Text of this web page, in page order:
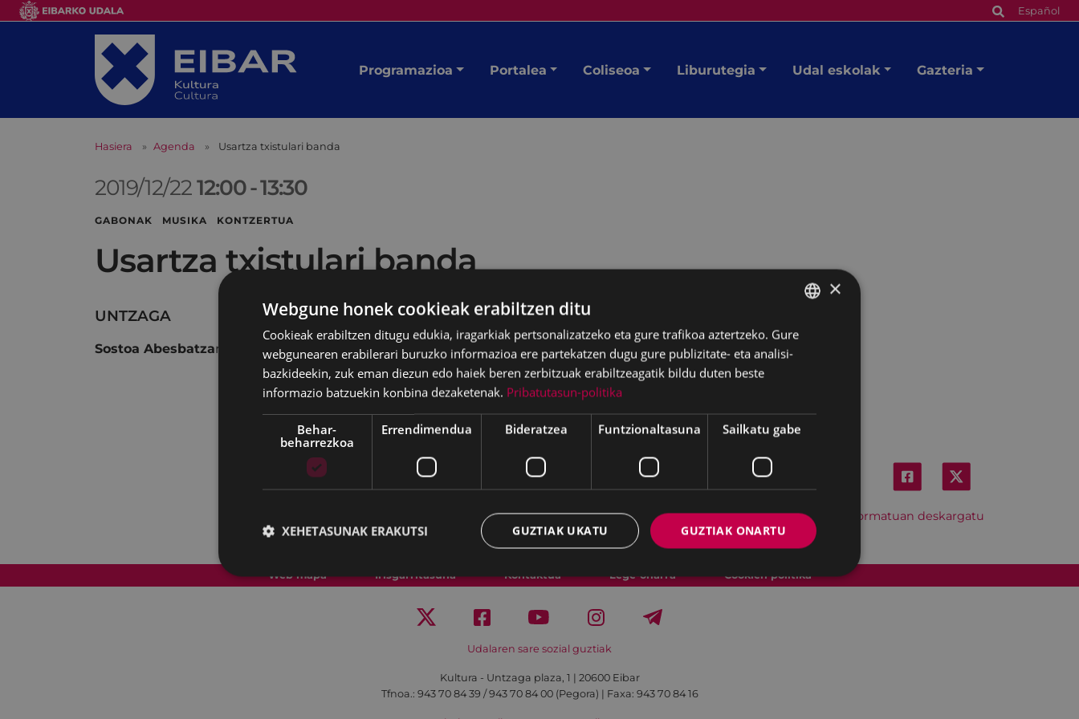
Español
Programazioa Portalea Coliseoa Liburutegia Udal eskolak Gazteria
Hasiera Agenda Usartza txistulari banda
2019/12/2212:00-13:30
GABONAK MUSIKA KONTZERTUA
Usartza txistulari banda
UNTZAGA
Hitzordu hau iCal formatuan deskargatu
Sostoa Abesbatzaren laguntzarekin.
Web mapa Irisgarritasuna Kontaktua Lege-oharra Cookien politika
Udalaren sare sozial guztiak
Kultura - Untzaga plaza, 1 | 20600 Eibar
Tfnoa.: 943 70 84 39 / 943 70 84 00 (Pegora) | Faxa: 943 70 84 16
BASQUE
SPANISH
×
Webgune honek cookieak erabiltzen ditu
Cookieak erabiltzen ditugu edukia, iragarkiak pertsonalizatzeko eta gure trafikoa aztertzeko. Gure
webgunearen erabilerari buruzko informazioa ere partekatzen dugu gure publizitate- eta analisi-
bazkideekin, zuk eman diezun edo haiek beren zerbitzuak erabiltzeagatik bildu duten beste
informazio batzuekin konbina dezaketenak. Pribatutasun-politika
Behar-
beharrezkoa
Errendimendua Bideratzea Funtzionaltasuna Sailkatu gabe
GUZTIAK ONARTU
GUZTIAK UKATU
XEHETASUNAK ERAKUTSI